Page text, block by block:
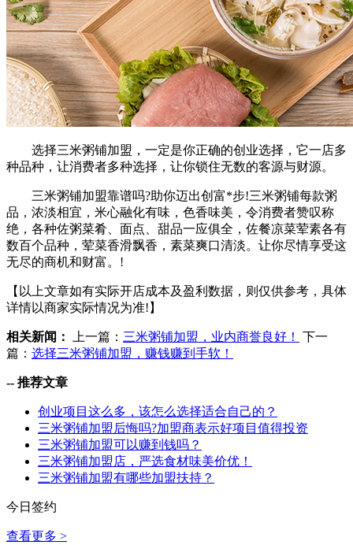
选择三米粥铺加盟，一定是你正确的创业选择，它一店多
种品种，让消费者多种选择，让你锁住无数的客源与财源。
三米粥铺加盟靠谱吗?助你迈出创富*步!三米粥铺每款粥
品，浓淡相宜，米心融化有味，色香味美，令消费者赞叹称
绝，各种佐粥菜肴、面点、甜品一应俱全，佐餐凉菜荤素各有
数百个品种，荤菜香滑飘香，素菜爽口清淡。让你尽情享受这
无尽的商机和财富。!
【以上文章如有实际开店成本及盈利数据，则仅供参考，具体
详情以商家实际情况为准!】
相关新闻： 上一篇： 三米粥铺加盟，业内商誉良好！
下一
篇： 选择三米粥铺加盟，赚钱赚到手软！
-- 推荐文章
创业项目这么多，该怎么选择适合自己的？
三米粥铺加盟后悔吗?加盟商表示好项目值得投资
三米粥铺加盟可以赚到钱吗？
三米粥铺加盟店，严选食材味美价优！
三米粥铺加盟有哪些加盟扶持？
今日签约
查看更多 >